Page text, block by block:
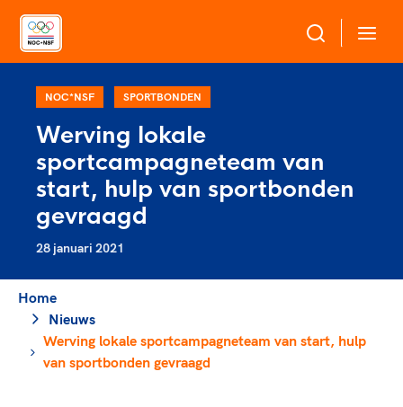
Over NOC*NSF
Sportagenda 2032
Leden
Algemene Vergadering
Raad van Toezicht en Bestuur
Merkbescherming NOC*NSF
Onze partners
Geven aan Sport
Sportdeelname
Bonden en professionals in de sport
Beleidsmedewerkers
Clubbestuurders
Coördinatoren en opleiders
Trainer-coaches
Officials
Topsport
Voor talentvolle sporters
Atletencommissie
Paralympische Talentdag
Voor bonden
Pers
NOC*NSF SPORTBONDEN
Werving lokale
sportcampagneteam van
start, hulp van sportbonden
gevraagd
28 januari 2021
Home
Nieuws
Werving lokale sportcampagneteam van start, hulp
van sportbonden gevraagd